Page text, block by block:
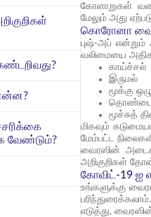
வேண்டும்?
கோளாறுகள்
மேலும் அது
கொரோனா
புஷ்-அப் என்றும்
வலிமையை
காய்ச்சல்
இருமல்
மூக்கு
தொண்டை
மூச்சுத்
மிகவும்
மேம்பட்ட
வைரஸின்
அறிகுறிகள்
கோவிட்-19 ஐ
உங்களுக்கு
எடுத்து,